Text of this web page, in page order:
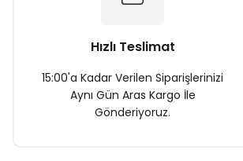
Hızlı Teslimat
15:00'a Kadar Verilen Siparişlerinizi
Aynı Gün Aras Kargo İle
Gönderiyoruz.